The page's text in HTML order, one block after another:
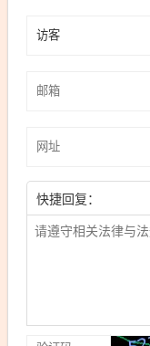
快捷回复：